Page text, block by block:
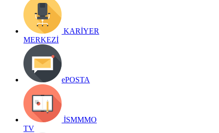
KARİYER
MERKEZİ
ePOSTA
İSMMMO
TV